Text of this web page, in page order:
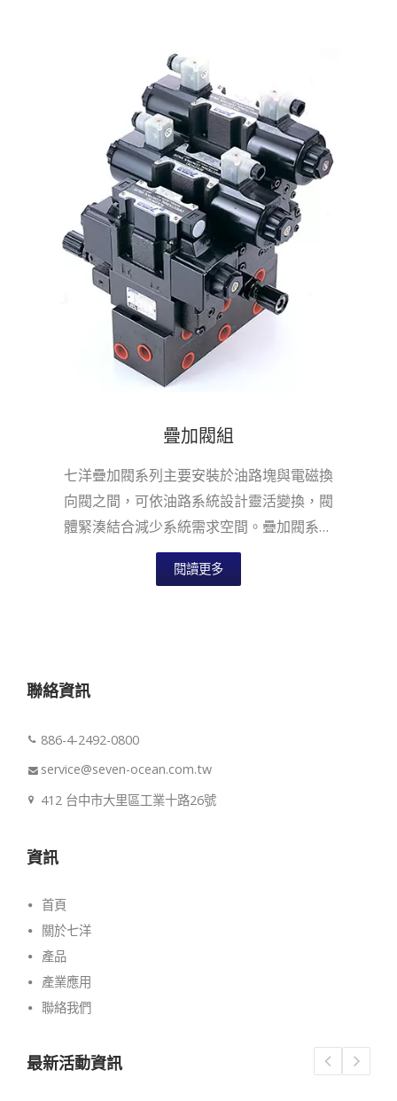
疊加閥組
七洋疊加閥系列主要安裝於油路塊與電磁換
向閥之間，可依油路系統設計靈活變換，閥
體緊湊結合減少系統需求空間。疊加閥系列
適用於國際安裝面標準，提供六通徑NG6...
閱讀更多
聯絡資訊
886-4-2492-0800
service@seven-ocean.com.tw
412 台中市大里區工業十路26號
資訊
首頁
關於七洋
產品
產業應用
聯絡我們
最新活動資訊